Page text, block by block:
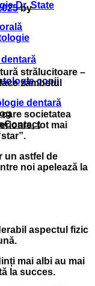
copii
dentară
Contact
by
strălucitoare –
zâmbetul
societatea
tot mai
un astfel de
noi apelează la
aspectul fizic
mai albi au mai
la succes.